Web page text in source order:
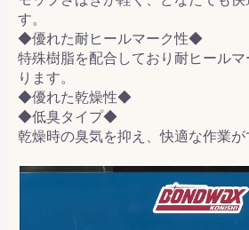
す。
◆優れた耐ヒールマーク性◆
特殊樹脂を配合しており耐ヒール
ります。
◆優れた乾燥性◆
◆低臭タイプ◆
乾燥時の臭気を抑え、快適な作業が